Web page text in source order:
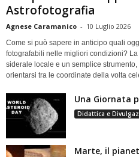
Astrofotografia
Agnese Caramanico - 10 Luglio 2026
Come si può sapere in anticipo quali
fotografabili nelle migliori condizioni?
siderale locale e un semplice
orientarsi tra le coordinate della volta
Una Giornata
Didattica e
Marte, il